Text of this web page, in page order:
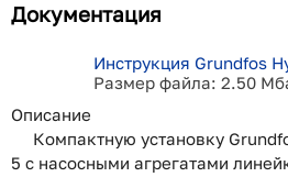
Документация
Инструкция Grundfos
Размер файла: 2.50
Описание
Компактную установку
5 с насосными агрегатами